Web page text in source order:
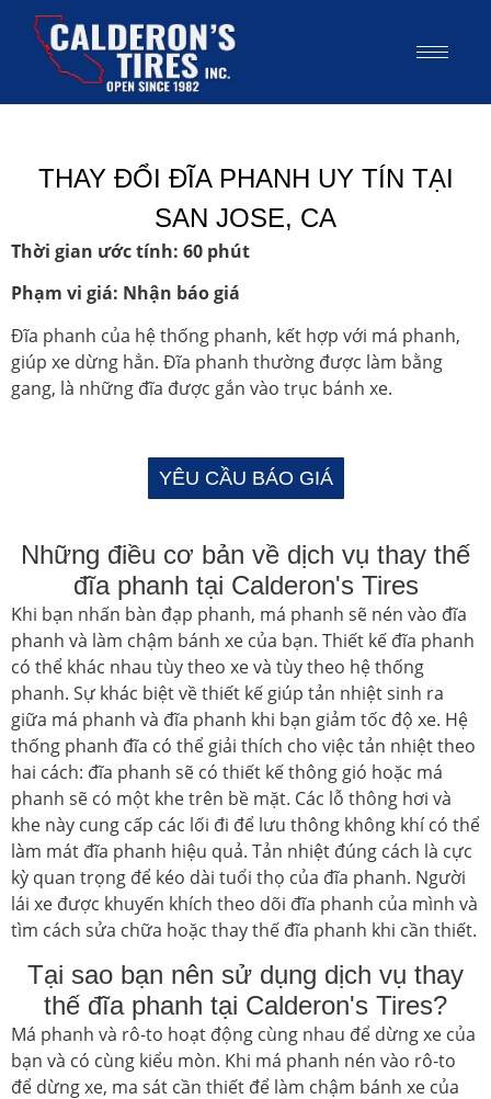
THAY ĐỔI ĐĨA PHANH UY TÍN TẠI
SAN JOSE, CA
Thời gian ước tính: 60 phút
Phạm vi giá: Nhận báo giá
Đĩa phanh của hệ thống phanh, kết hợp với má phanh,
giúp xe dừng hẳn. Đĩa phanh thường được làm bằng
gang, là những đĩa được gắn vào trục bánh xe.
YÊU CẦU BÁO GIÁ
Những điều cơ bản về dịch vụ thay thế
đĩa phanh tại Calderon's Tires
Khi bạn nhấn bàn đạp phanh, má phanh sẽ nén vào đĩa
phanh và làm chậm bánh xe của bạn. Thiết kế đĩa phanh
có thể khác nhau tùy theo xe và tùy theo hệ thống
phanh. Sự khác biệt về thiết kế giúp tản nhiệt sinh ra
giữa má phanh và đĩa phanh khi bạn giảm tốc độ xe. Hệ
thống phanh đĩa có thể giải thích cho việc tản nhiệt theo
hai cách: đĩa phanh sẽ có thiết kế thông gió hoặc má
phanh sẽ có một khe trên bề mặt. Các lỗ thông hơi và
khe này cung cấp các lối đi để lưu thông không khí có thể
làm mát đĩa phanh hiệu quả. Tản nhiệt đúng cách là cực
kỳ quan trọng để kéo dài tuổi thọ của đĩa phanh. Người
lái xe được khuyến khích theo dõi đĩa phanh của mình và
tìm cách sửa chữa hoặc thay thế đĩa phanh khi cần thiết.
Tại sao bạn nên sử dụng dịch vụ thay
thế đĩa phanh tại Calderon's Tires?
Má phanh và rô-to hoạt động cùng nhau để dừng xe của
bạn và có cùng kiểu mòn. Khi má phanh nén vào rô-to
để dừng xe, ma sát cần thiết để làm chậm bánh xe của